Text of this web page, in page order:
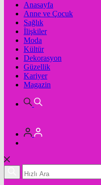
Anasayfa
Anne ve Çocuk
Sağlık
İlişkiler
Moda
Kültür
Dekorasyon
Güzellik
Kariyer
Magazin